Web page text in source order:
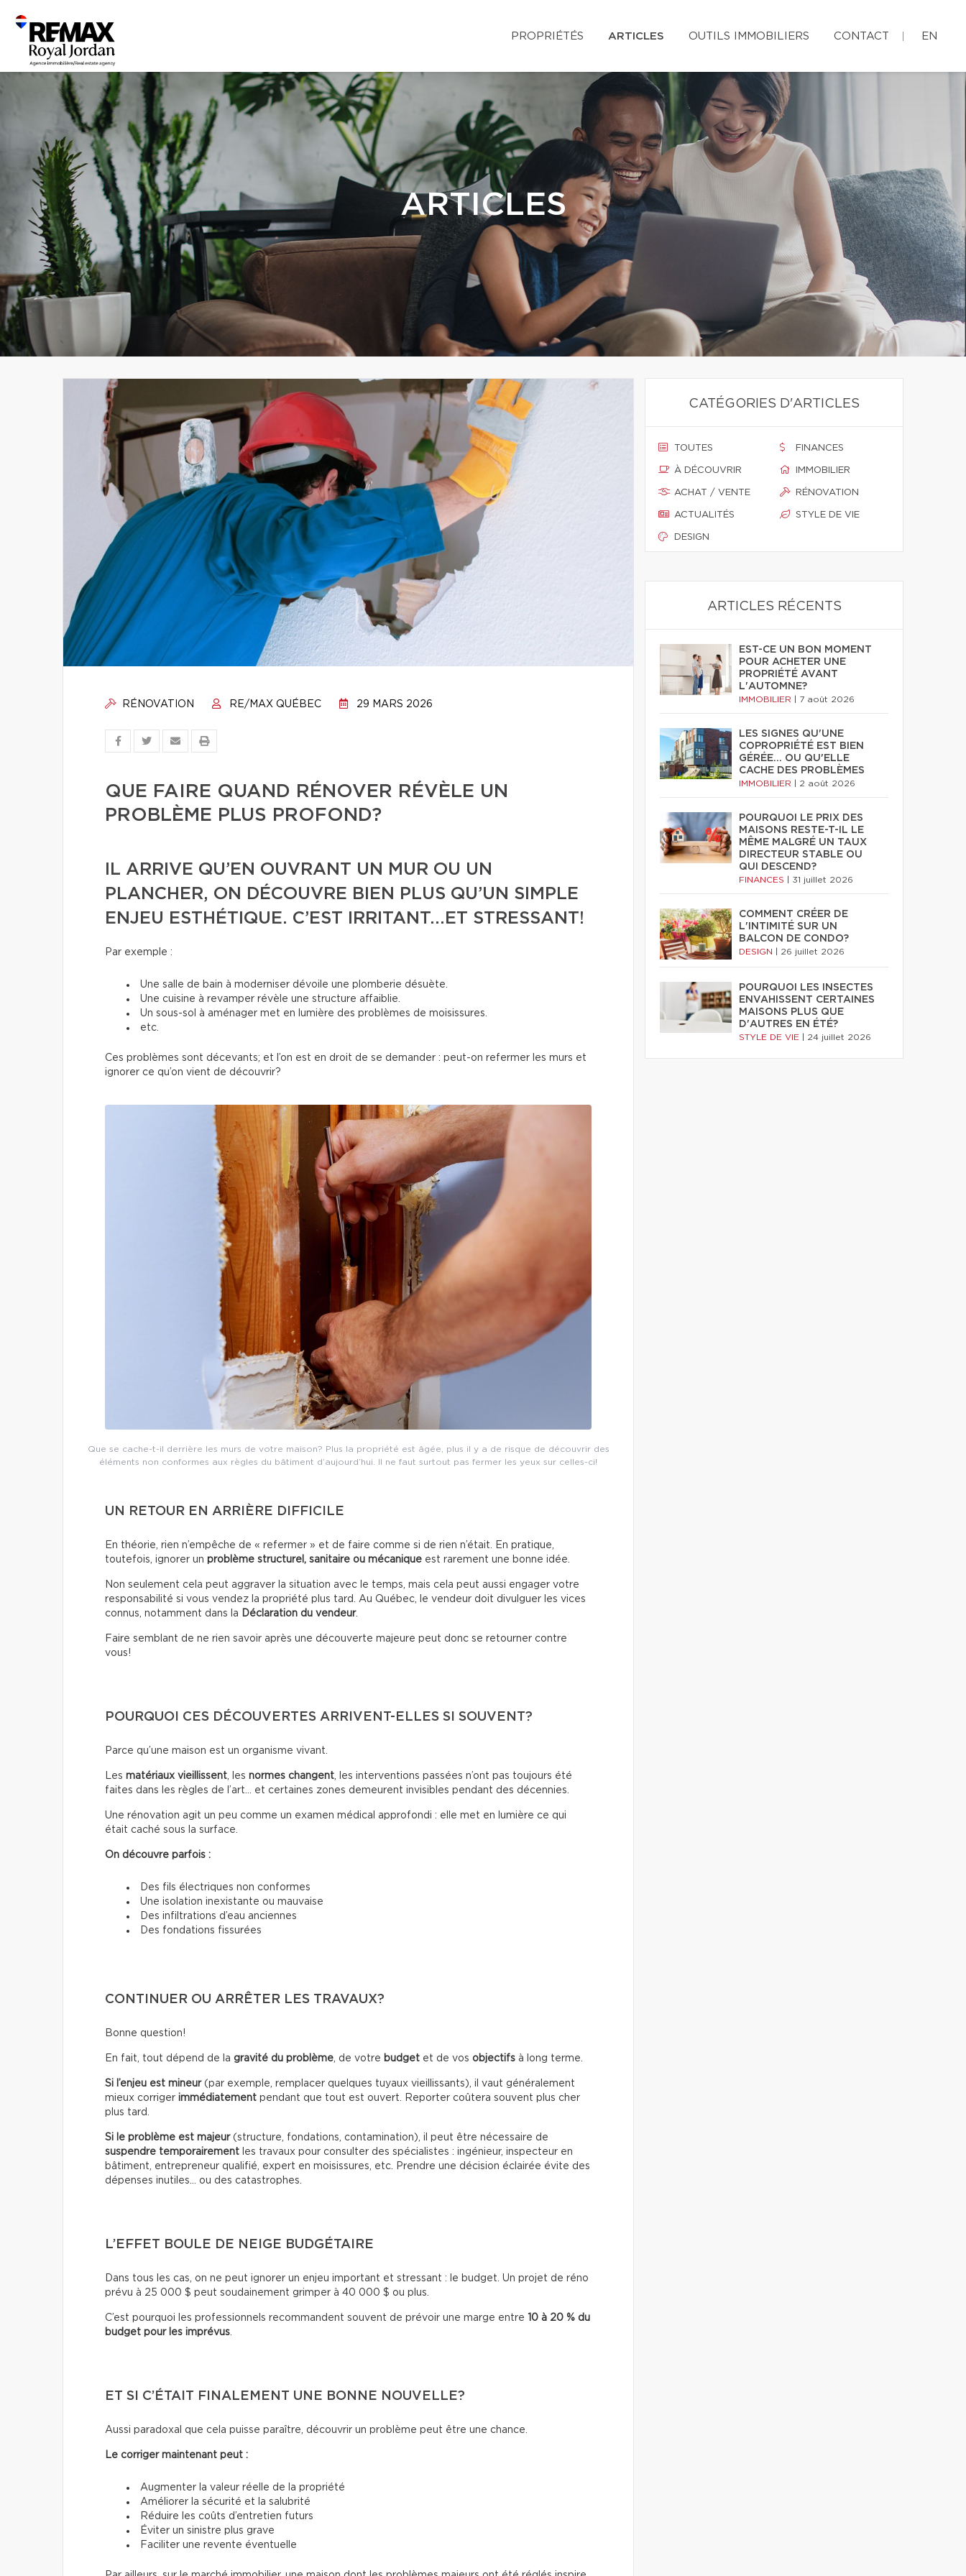
PROPRIÉTÉS ARTICLES OUTILS IMMOBILIERS CONTACT EN
ARTICLES
RÉNOVATION RE/MAX QUÉBEC 29 MARS 2026
QUE FAIRE QUAND RÉNOVER RÉVÈLE UN
PROBLÈME PLUS PROFOND?
IL ARRIVE QU’EN OUVRANT UN MUR OU UN
PLANCHER, ON DÉCOUVRE BIEN PLUS QU’UN SIMPLE
ENJEU ESTHÉTIQUE. C’EST IRRITANT...ET STRESSANT!
Par exemple :
Une salle de bain à moderniser dévoile une plomberie désuète.
Une cuisine à revamper révèle une structure affaiblie.
Un sous-sol à aménager met en lumière des problèmes de moisissures.
etc.
Ces problèmes sont décevants; et l’on est en droit de se demander : peut-on refermer les murs et
ignorer ce qu’on vient de découvrir?
Que se cache-t-il derrière les murs de votre maison? Plus la propriété est âgée, plus il y a de risque de découvrir des
éléments non conformes aux règles du bâtiment d’aujourd’hui. Il ne faut surtout pas fermer les yeux sur celles-ci!
UN RETOUR EN ARRIÈRE DIFFICILE
En théorie, rien n’empêche de « refermer » et de faire comme si de rien n’était. En pratique,
toutefois, ignorer un problème structurel, sanitaire ou mécanique est rarement une bonne idée.
Non seulement cela peut aggraver la situation avec le temps, mais cela peut aussi engager votre
responsabilité si vous vendez la propriété plus tard. Au Québec, le vendeur doit divulguer les vices
connus, notamment dans la Déclaration du vendeur.
Faire semblant de ne rien savoir après une découverte majeure peut donc se retourner contre
vous!
POURQUOI CES DÉCOUVERTES ARRIVENT-ELLES SI SOUVENT?
Parce qu’une maison est un organisme vivant.
Les matériaux vieillissent , les normes changent , les interventions passées n’ont pas toujours été
faites dans les règles de l’art… et certaines zones demeurent invisibles pendant des décennies.
Une rénovation agit un peu comme un examen médical approfondi : elle met en lumière ce qui
était caché sous la surface.
On découvre parfois :
Des fils électriques non conformes
Une isolation inexistante ou mauvaise
Des infiltrations d’eau anciennes
Des fondations fissurées
CONTINUER OU ARRÊTER LES TRAVAUX?
Bonne question!
En fait, tout dépend de la gravité du problème , de votre budget et de vos objectifs à long terme.
Si l’enjeu est mineur(par exemple, remplacer quelques tuyaux vieillissants), il vaut généralement
mieux corriger immédiatement pendant que tout est ouvert. Reporter coûtera souvent plus cher
plus tard.
Si le problème est majeur(structure, fondations, contamination), il peut être nécessaire de
suspendre temporairement les travaux pour consulter des spécialistes : ingénieur, inspecteur en
bâtiment, entrepreneur qualifié, expert en moisissures, etc. Prendre une décision éclairée évite des
dépenses inutiles… ou des catastrophes.
L’EFFET BOULE DE NEIGE BUDGÉTAIRE
Dans tous les cas, on ne peut ignorer un enjeu important et stressant : le budget. Un projet de réno
prévu à 25 000 $ peut soudainement grimper à 40 000 $ ou plus.
C’est pourquoi les professionnels recommandent souvent de prévoir une marge entre 10 à 20 % du
budget pour les imprévus
ET SI C’ÉTAIT FINALEMENT UNE BONNE NOUVELLE?
Aussi paradoxal que cela puisse paraître, découvrir un problème peut être une chance.
Le corriger maintenant peut :
Augmenter la valeur réelle de la propriété
Améliorer la sécurité et la salubrité
Réduire les coûts d’entretien futurs
Éviter un sinistre plus grave
Faciliter une revente éventuelle
CATÉGORIES D'ARTICLES
TOUTES
À DÉCOUVRIR
ACHAT / VENTE
ACTUALITÉS
DESIGN
FINANCES
IMMOBILIER
RÉNOVATION
STYLE DE VIE
ARTICLES RÉCENTS
EST-CE UN BON MOMENT
POUR ACHETER UNE
PROPRIÉTÉ AVANT
L'AUTOMNE?
IMMOBILIER 7 août 2026
LES SIGNES QU'UNE
COPROPRIÉTÉ EST BIEN
GÉRÉE… OU QU'ELLE
CACHE DES PROBLÈMES
IMMOBILIER 2 août 2026
POURQUOI LE PRIX DES
MAISONS RESTE-T-IL LE
MÊME MALGRÉ UN TAUX
DIRECTEUR STABLE OU
QUI DESCEND?
FINANCES 31 juillet 2026
COMMENT CRÉER DE
L'INTIMITÉ SUR UN
BALCON DE CONDO?
DESIGN 26 juillet 2026
POURQUOI LES INSECTES
ENVAHISSENT CERTAINES
MAISONS PLUS QUE
D'AUTRES EN ÉTÉ?
STYLE DE VIE 24 juillet 2026